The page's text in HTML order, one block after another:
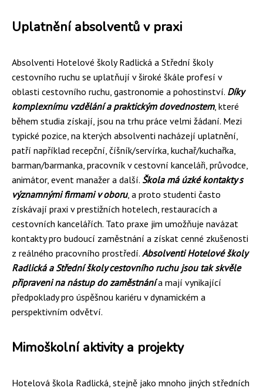
Uplatnění absolventů v praxi
Absolventi Hotelové školy Radlická a Střední školy
cestovního ruchu se uplatňují v široké škále profesí v
oblasti cestovního ruchu, gastronomie a pohostinství. Díky
komplexnímu vzdělání a praktickým dovednostem, které
během studia získají, jsou na trhu práce velmi žádaní. Mezi
typické pozice, na kterých absolventi nacházejí uplatnění,
patří například recepční, číšník/servírka, kuchař/kuchařka,
barman/barmanka, pracovník v cestovní kanceláři, průvodce,
animátor, event manažer a další. Škola má ​​úzké kontakty s
významnými firmami v oboru, a proto studenti často
získávají praxi v prestižních hotelech, restauracích a
cestovních kancelářích. Tato praxe jim umožňuje navázat
kontakty pro budoucí zaměstnání a získat cenné zkušenosti
z reálného pracovního prostředí. Absolventi Hotelové školy
Radlická a Střední školy cestovního ruchu jsou tak skvěle
připraveni na nástup do zaměstnánía mají vynikající
předpoklady pro úspěšnou kariéru v dynamickém a
perspektivním odvětví.
Mimoškolní aktivity a projekty
Hotelová škola Radlická, stejně jako mnoho jiných středních